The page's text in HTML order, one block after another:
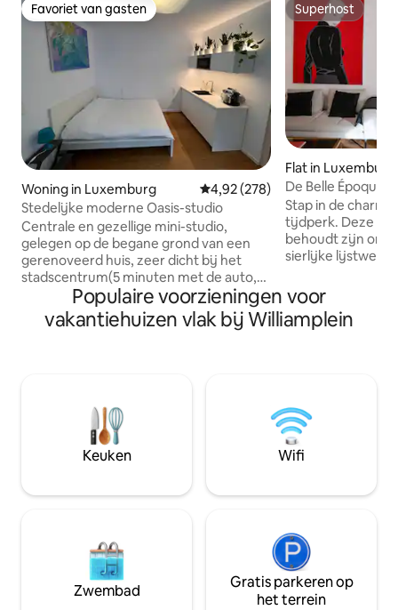
Favoriet van gasten
Favoriet van gasten
Woning in Luxemburg Gemiddelde beoordeling van
4,92 (278)
Stedelijke moderne Oasis-studio
Centrale en gezellige mini-studio,
gelegen op de begane grond van een
gerenoveerd huis, zeer dicht bij het
stadscentrum(5 minuten met de auto,
15 minuten lopen en 8 minuten met de
bus), maar ook naar Kirchberg(5
minuten met de auto, 15 minuten lopen
kitchenette. En een rek om je kleding op
gratis van 18.00 tot 08.00 uur en in het
weekend. Anders 1 €/uur, max 3 uur
Superhost
Superhost
Flat in Luxemburg
De Belle Époque
Stap in de
tijdperk. Deze elegante woning
behoudt zijn
sierlijke lijstwerk
Frankrijk. Een retro ‘70s vibe voegt
karakter toe en
een woning die
Opmerking: Dit is
alleen verhuur
reis. Behandel
Populaire voorzieningen voor
vakantiehuizen vlak bij Williamplein
Keuken Wifi
Zwembad
Gratis parkeren op
het terrein